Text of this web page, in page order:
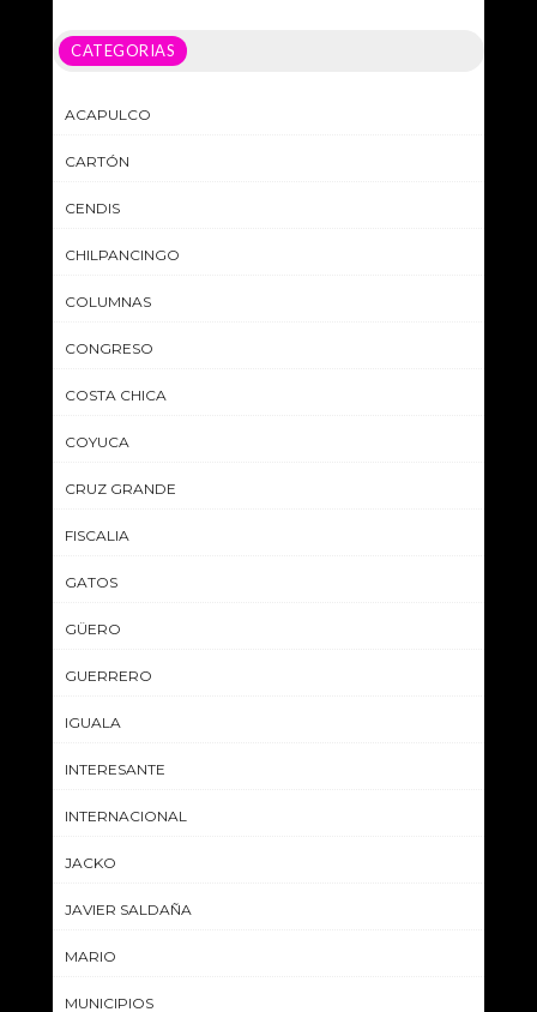
CATEGORIAS
ACAPULCO
CARTÓN
CENDIS
CHILPANCINGO
COLUMNAS
CONGRESO
COSTA CHICA
COYUCA
CRUZ GRANDE
FISCALIA
GATOS
GÜERO
GUERRERO
IGUALA
INTERESANTE
INTERNACIONAL
JACKO
JAVIER SALDAÑA
MARIO
MUNICIPIOS